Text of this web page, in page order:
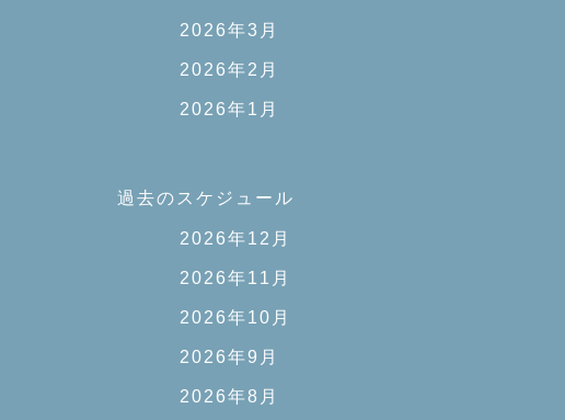
2026年3月
2026年2月
2026年1月
過去のスケジュール
2026年12月
2026年11月
2026年10月
2026年9月
2026年8月